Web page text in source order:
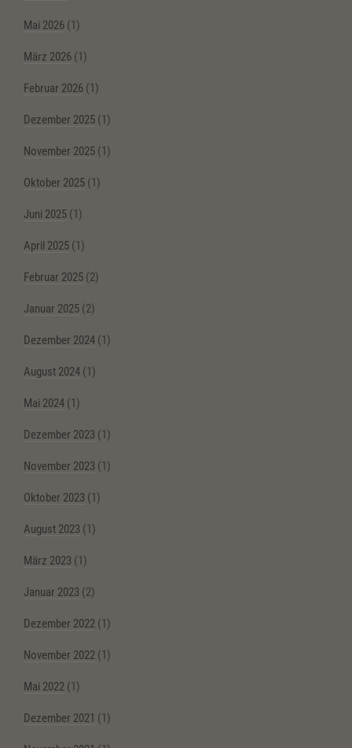
Mai 2026 (1)
März 2026 (1)
Februar 2026 (1)
Dezember 2025 (1)
November 2025 (1)
Oktober 2025 (1)
Juni 2025 (1)
April 2025 (1)
Februar 2025 (2)
Januar 2025 (2)
Dezember 2024 (1)
August 2024 (1)
Mai 2024 (1)
Dezember 2023 (1)
November 2023 (1)
Oktober 2023 (1)
August 2023 (1)
März 2023 (1)
Januar 2023 (2)
Dezember 2022 (1)
November 2022 (1)
Mai 2022 (1)
Dezember 2021 (1)